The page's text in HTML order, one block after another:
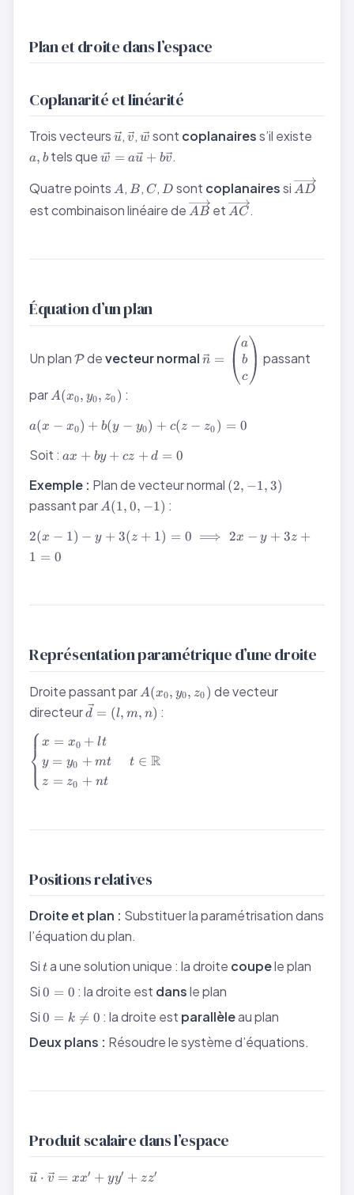
Plan et droite dans l’espace
Coplanarité et linéarité
Trois vecteurs\vec{u}
u,\vec{v}
v,\vec{w}
w sont coplanairess’il existe
a, btels que\vec{w}
a\vec{u}
+
b\vec{v}
w = au + bv.
Quatre points A
A, B
B, C
C,D
D sont coplanairessi AD
est combinaison linéaire de\overrightarrow{AB}
AB et AC.
Équation d’un plan
Un plan P devecteur normal
\vec{n} =
n =
a
b
c
passant
par A(x_0,y_0,z_0)
A(x0, y0, z0 ) :
a(x-
x_0)
+
y_0)
+
c(z-
z_0)
= 0
a(x − x0) + b(y − y0) + c(z − z0 ) = 0
Soit : ax
by
+
cz
+
ax + by + cz + d = 0
Exemple : Plan de vecteur normal (2,
-1,
(2, −1,3)
passant par A(1,
-1)
A(1,0, −1) :
2(x-1) -
y +
3(z+1)
2(x − 1) − y + 3(z + 1) = 0 ⟹ 2x − y + 3z +
1 = 0
Représentation paramétrique d’une droite
Droite passant par A(x_0,
y_0,
z_0)
A(x0, y0, z0 ) de vecteur
directeur\vec{d}
= (l, m,
n)
d = (l, m, n) :
\begin{cases}
x = x_0 + lt
\\ y = y_0 +
mt \\ z = z_0
⎩
⎨⎧ x = x0 + lt
y = y0 + mt
z = z0 + nt
t ∈ R
Positions relatives
Droite et plan : Substituer la paramétrisation dans
l’équation du plan.
Sit
ta une solution unique : la droite coupele plan
Si0
0
0 = 0 : la droite est dansle plan
Si0 =
\neq
0 = k 
= 0 : la droite est parallèleau plan
Deux plans : Résoudre le système d’équations.
Produit scalaire dans l’espace
\vec{u}
u ⋅ v = xx′ + yy′ + zz′